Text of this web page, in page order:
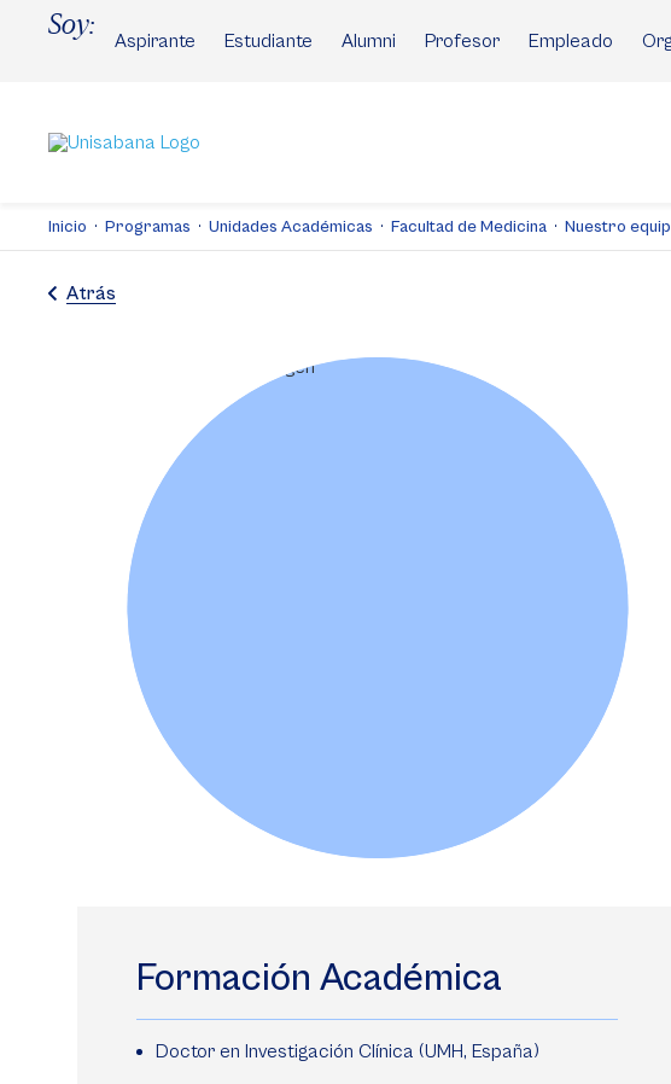
Soy:
Aspirante Estudiante Alumni Profesor Empleado
Inicio Programas Unidades Académicas Facultad de Medicina Nuestro
Atrás
Formación Académica
Doctor en Investigación Clínica (UMH, España)